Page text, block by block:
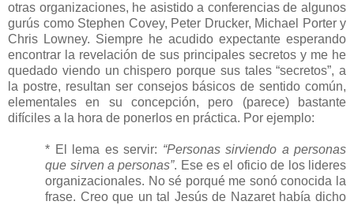
otras organizaciones, he asistido a conferencias de algunos
gurús como Stephen Covey, Peter Drucker, Michael Porter y
Chris Lowney. Siempre he acudido expectante esperando
encontrar la revelación de sus principales secretos y me he
quedado viendo un chispero porque sus tales “secretos”, a
la postre, resultan ser consejos básicos de sentido común,
elementales en su concepción, pero (parece) bastante
difíciles a la hora de ponerlos en práctica. Por ejemplo:
* El lema es servir: “Personas sirviendo a personas
que sirven a personas”. Ese es el oficio de los lideres
organizacionales. No sé porqué me sonó conocida la
frase. Creo que un tal Jesús de Nazaret había dicho